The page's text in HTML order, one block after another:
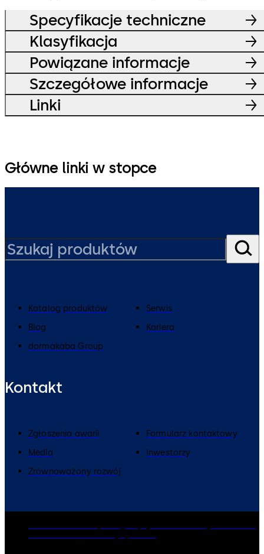
Specyfikacje techniczne
Klasyfikacja
Powiązane informacje
Szczegółowe informacje
Linki
Główne linki w stopce
Katalog produktów
Serwis
Blog
Kariera
dormakaba Group
Kontakt
Zgłoszenia awarii
Formularz kontaktowy
Media
Inwestorzy
Zrównoważony rozwój